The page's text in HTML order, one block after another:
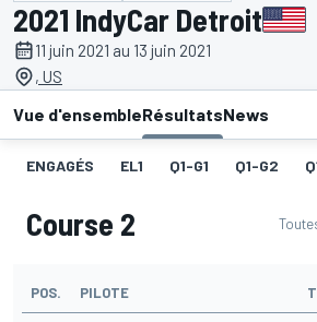
2021 IndyCar Detroit
11 juin 2021 au 13 juin 2021
, US
Vue d'ensembleRésultatsNews
ENGAGÉS EL1 Q1-G1 Q1-G2
Course 2
POS. PILOTE